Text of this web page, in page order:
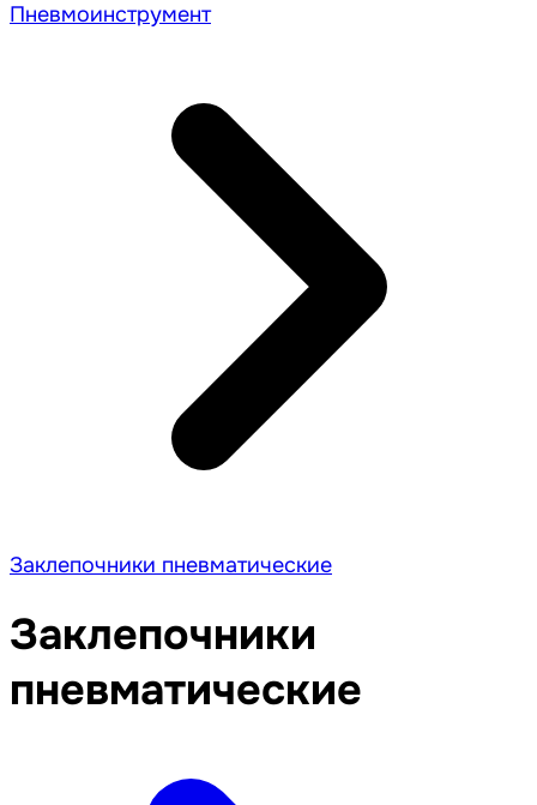
Пневмоинструмент
Заклепочники пневматические
Заклепочники
пневматические